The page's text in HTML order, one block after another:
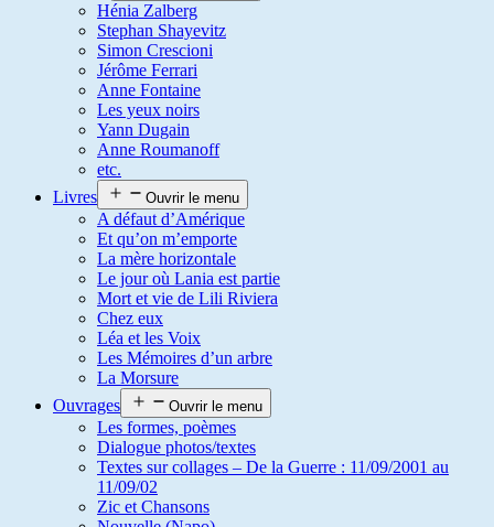
Hénia Zalberg
Stephan Shayevitz
Simon Crescioni
Jérôme Ferrari
Anne Fontaine
Les yeux noirs
Yann Dugain
Anne Roumanoff
etc.
Livres
Ouvrir le menu
A défaut d’Amérique
Et qu’on m’emporte
La mère horizontale
Le jour où Lania est partie
Mort et vie de Lili Riviera
Chez eux
Léa et les Voix
Les Mémoires d’un arbre
La Morsure
Ouvrages
Ouvrir le menu
Les formes, poèmes
Dialogue photos/textes
Textes sur collages – De la Guerre : 11/09/2001 au
11/09/02
Zic et Chansons